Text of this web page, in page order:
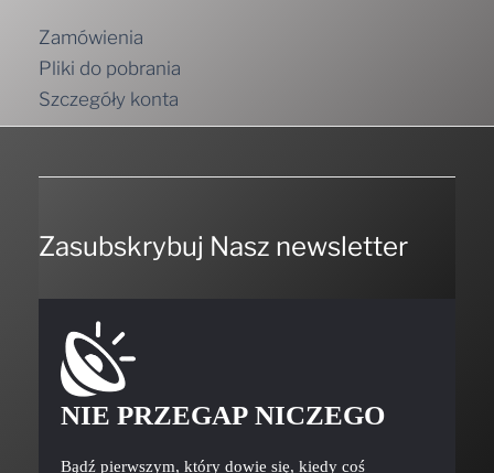
Zamówienia
Pliki do pobrania
Szczegóły konta
Zasubskrybuj Nasz newsletter
NIE PRZEGAP NICZEGO
Bądź pierwszym, który dowie się, kiedy coś